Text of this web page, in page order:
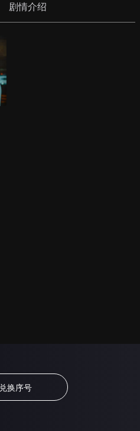
剧情介绍
兑换序号